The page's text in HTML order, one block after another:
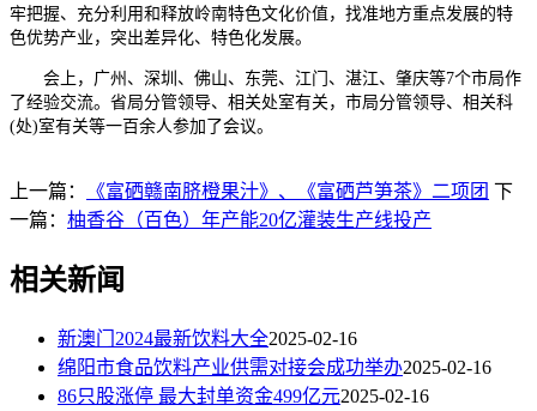
牢把握、充分利用和释放岭南特色文化价值，找准地方重点发展的特
色优势产业，突出差异化、特色化发展。
会上，广州、深圳、佛山、东莞、江门、湛江、肇庆等7个市局作
了经验交流。省局分管领导、相关处室有关，市局分管领导、相关科
(处)室有关等一百余人参加了会议。
上一篇： 《富硒赣南脐橙果汁》、《富硒芦笋茶》二项团 下
一篇： 柚香谷（百色）年产能20亿灌装生产线投产
相关新闻
新澳门2024最新饮料大全2025-02-16
绵阳市食品饮料产业供需对接会成功举办2025-02-16
86只股涨停 最大封单资金499亿元2025-02-16